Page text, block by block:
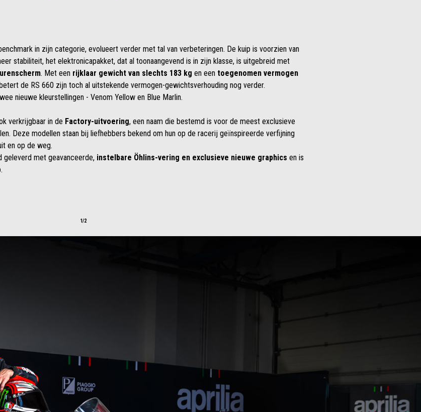
in zijn categorie, evolueert verder met tal van verbeteringen. De kuip is voorzien van
stabiliteit, het elektronicapakket, dat al toonaangevend is in zijn klasse, is uitgebreid met
. Met een rijklaar gewicht van slechts 183 kg en een toegenomen vermogen
de RS 660 zijn toch al uitstekende vermogen-gewichtsverhouding nog verder.
nieuwe kleurstellingen - Venom Yellow en Blue Marlin.
verkrijgbaar in de Factory-uitvoering, een naam die bestemd is voor de meest exclusieve
Deze modellen staan bij liefhebbers bekend om hun op de racerij geïnspireerde verfijning
en op de weg.
met geavanceerde, instelbare Öhlins-vering en exclusieve nieuwe graphics en is
1/2